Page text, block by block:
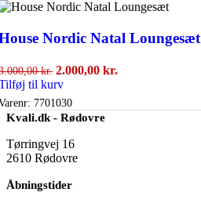
Nordic Natal Loungesæt
kr. Den
oprindelige
pris
var:
3.000,00 kr..
2.000,00 kr.
er:
til kurv
7701030
Kvali.dk - Rødovre
Tørringvej 16
2610 Rødovre
Åbningstider